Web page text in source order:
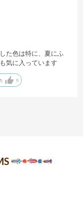
た色は特に、夏にふ
気に入っています
0